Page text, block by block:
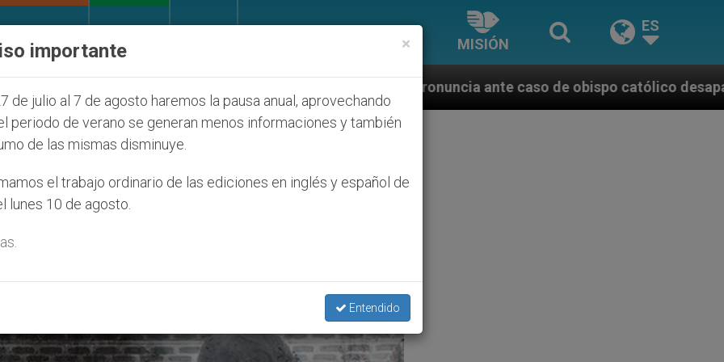
MISIÓN
ES
ONU se pronuncia ante caso de obispo católico desaparecido por la dictadura
Orlando’
×
importante
de julio al 7 de agosto haremos la pausa anual, aprovechando
periodo de verano se generan menos informaciones y también
de las mismas disminuye.
el trabajo ordinario de las ediciones en inglés y español de
lunes 10 de agosto.
Entendido